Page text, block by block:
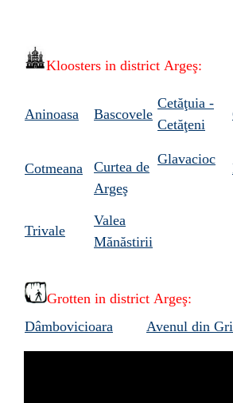
Kloosters in district Argeş:
Aninoasa Bascovele
Cetăţuia -
Cetăţeni
Cotmeana
Curtea de
Argeş
Glavacioc
Trivale
Valea
Mănăstirii
Grotten in district Argeş:
Dâmbovicioara
Avenul din